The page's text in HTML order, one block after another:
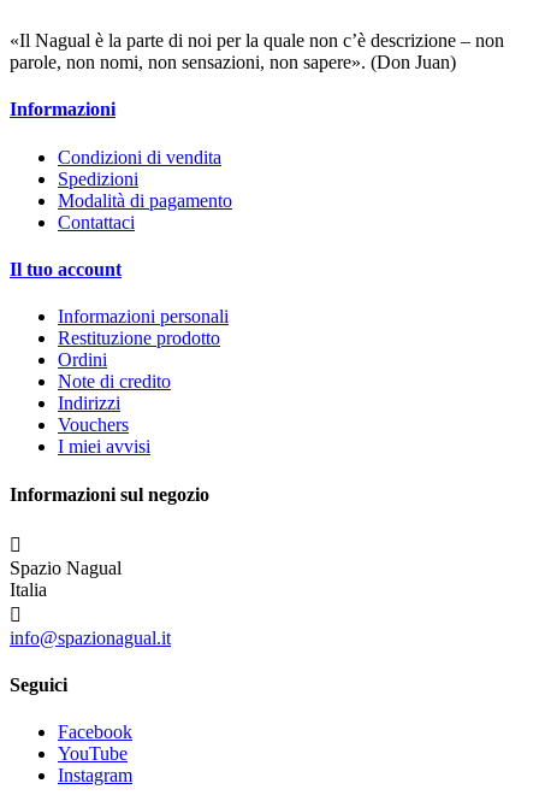
«Il Nagual è la parte di noi per la quale non c’è descrizione – non
parole, non nomi, non sensazioni, non sapere». (Don Juan)
Informazioni
Condizioni di vendita
Spedizioni
Modalità di pagamento
Contattaci
Il tuo account
Informazioni personali
Restituzione prodotto
Ordini
Note di credito
Indirizzi
Vouchers
I miei avvisi
Informazioni sul negozio

Spazio Nagual
Italia

info@spazionagual.it
Seguici
Facebook
YouTube
Instagram